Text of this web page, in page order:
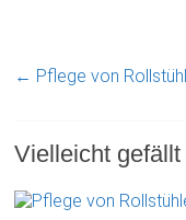
← Pflege von
Vielleicht